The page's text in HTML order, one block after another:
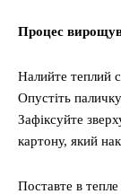
Процес
Налийте теплий
Опустіть
Зафіксуйте
картону, який
Поставте в